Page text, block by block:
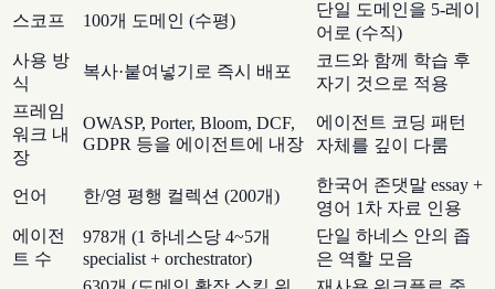
스코프 100개 도메인 (수평)
단일 도메인을 5-레이
어로 (수직)
사용 방
식
복사·붙여넣기로 즉시 배포
코드와 함께 학습 후
자기 것으로 적용
프레임
워크 내
장
OWASP, Porter, Bloom, DCF,
GDPR 등을 에이전트에 내장
에이전트 코딩 패턴
자체를 깊이 다룸
언어 한/영 평행 컬렉션 (200개)
한국어 존댓말 essay +
영어 1차 자료 인용
에이전
트 수
978개 (1 하네스당 4~5개
specialist + orchestrator)
단일 하네스 안의 좁
은 역할 모음